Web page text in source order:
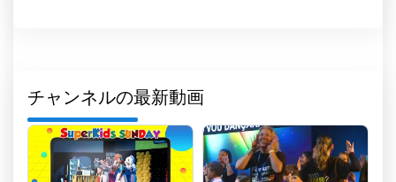
見ることができる。
WAY TVチャンネルは、キリスト教信仰を分かち合
い、クリスチャンの霊的な旅を励ますことを目的に
作られました。私たちは、テレビは多くの人々に福
チャンネルの最新動画